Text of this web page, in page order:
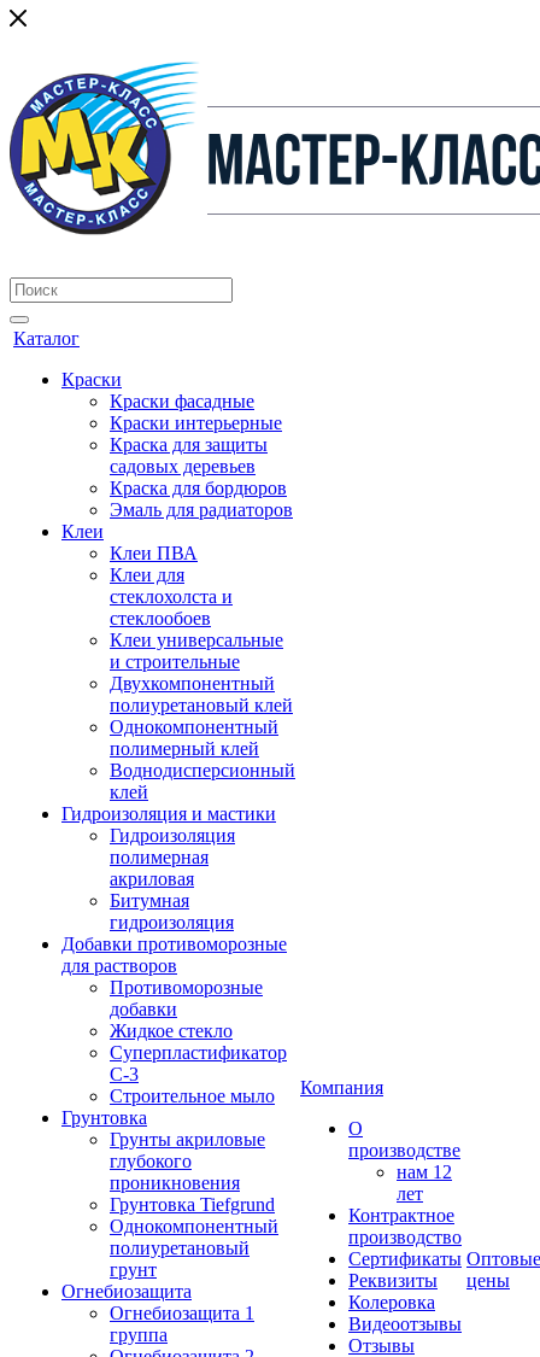
Каталог
Краски
Краски фасадные
Краски интерьерные
Краска для защиты
садовых деревьев
⁠Краска для бордюров
Эмаль для радиаторов
Клеи
Клеи ПВА
Клеи для
стеклохолста и
стеклообоев
Клеи универсальные
и строительные
Двухкомпонентный
полиуретановый клей
Однокомпонентный
полимерный клей
Воднодисперсионный
клей
Гидроизоляция и мастики
Гидроизоляция
полимерная
акриловая
Битумная
гидроизоляция
Добавки противоморозные
для растворов
Противоморозные
добавки
Жидкое стекло
Суперпластификатор
С-3
Строительное мыло
Грунтовка
Грунты акриловые
глубокого
проникновения
Грунтовка Tiefgrund
Однокомпонентный
полиуретановый
грунт
Огнебиозащита
Огнебиозащита 1
группа
Компания
О
производстве
нам 12
лет
Контрактное
производство
Сертификаты
Реквизиты
Колеровка
Видеоотзывы
Отзывы
Оптовые
цены